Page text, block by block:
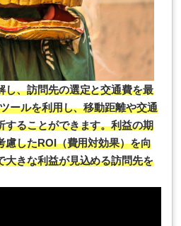
、訪問先の選定と交通費を最
ールを利用し、移動距離や交通
ることができます。利益の期
慮したROI（費用対効果）を向
きな利益が見込める訪問先を